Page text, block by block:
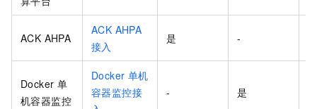
ACK AHPA
ACK AHPA
接入
是 -
Docker 单
机容器监控
Docker 单机
容器监控接
- 是